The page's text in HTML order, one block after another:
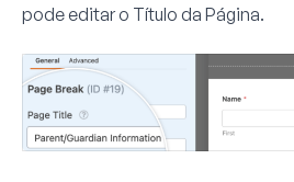
pode editar o Título da Página.